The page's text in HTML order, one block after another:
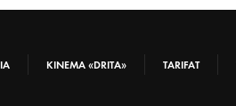
KINEMA «DRITA» TARIFAT